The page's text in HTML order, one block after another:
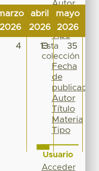
2026
abril
2026
mayo
2026
4 13 35
Autor
Título
Materia
Tipo
Esta
colección
Fecha
de
publicación
Autor
Título
Materia
Tipo
Usuario
Acceder